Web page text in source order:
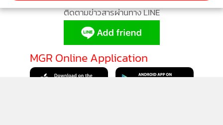
ติดตามข่าวสารผ่านทาง LINE
MGR Online Application